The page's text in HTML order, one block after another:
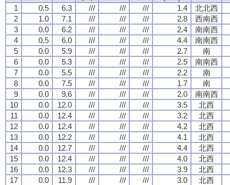
1
0.5 6.3 /// /// /// 1.4
北北西
2
1.0 7.1 /// /// /// 2.8
西南西
3
0.0 6.2 /// /// /// 2.4
南南西
4
0.5 6.0 /// /// /// 4.4
南南西
5
0.0 5.9 /// /// /// 2.7
南
6
0.0 5.3 /// /// /// 2.5
南南西
7
0.0 5.5 /// /// /// 2.2
南
8
0.0 7.5 /// /// /// 1.7
南
9
0.0 9.6 /// /// /// 2.0
南南西
10
0.0 12.0 /// /// /// 3.5
北西
11
0.0 12.4 /// /// /// 3.2
北西
12
0.0 12.4 /// /// /// 4.2
北西
13
0.0 12.2 /// /// /// 4.1
北西
14
0.0 12.7 /// /// /// 4.4
北西
15
0.0 12.4 /// /// /// 4.0
北西
16
0.0 12.3 /// /// /// 3.9
北西
17
0.0 11.9 /// /// /// 3.0
北西